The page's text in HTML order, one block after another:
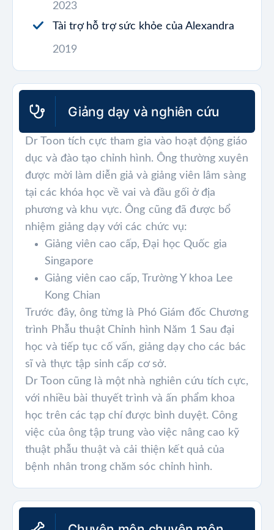
2023
Tài trợ hỗ trợ sức khỏe của Alexandra
2019
Giảng dạy và nghiên cứu
Dr Toon tích cực tham gia vào hoạt động giáo
dục và đào tạo chỉnh hình. Ông thường xuyên
được mời làm diễn giả và giảng viên lâm sàng
tại các khóa học về vai và đầu gối ở địa
phương và khu vực. Ông cũng đã được bổ
nhiệm giảng dạy với các chức vụ:
Giảng viên cao cấp, Đại học Quốc gia
Singapore
Giảng viên cao cấp, Trường Y khoa Lee
Kong Chian
Trước đây, ông từng là Phó Giám đốc Chương
trình Phẫu thuật Chỉnh hình Năm 1 Sau đại
học và tiếp tục cố vấn, giảng dạy cho các bác
sĩ và thực tập sinh cấp cơ sở.
Dr Toon cũng là một nhà nghiên cứu tích cực,
với nhiều bài thuyết trình và ấn phẩm khoa
học trên các tạp chí được bình duyệt. Công
việc của ông tập trung vào việc nâng cao kỹ
thuật phẫu thuật và cải thiện kết quả của
bệnh nhân trong chăm sóc chỉnh hình.